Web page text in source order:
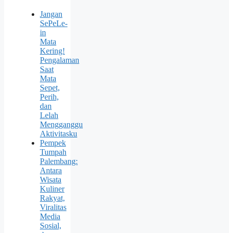
Jangan
SePeLe-
in
Mata
Kering!
Pengalaman
Saat
Mata
Sepet,
Perih,
dan
Lelah
Mengganggu
Aktivitasku
Pempek
Tumpah
Palembang:
Antara
Wisata
Kuliner
Rakyat,
Viralitas
Media
Sosial,